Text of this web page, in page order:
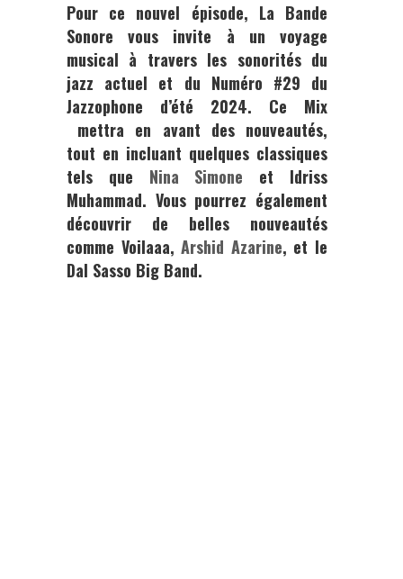
Pour ce nouvel épisode, La Bande
Sonore vous invite à un voyage
musical à travers les sonorités du
jazz actuel et du Numéro #29 du
Jazzophone d’été 2024. Ce Mix
mettra en avant des nouveautés,
tout en incluant quelques classiques
tels que Nina Simone et Idriss
Muhammad. Vous pourrez également
découvrir de belles nouveautés
comme Voilaaa,Arshid Azarine, et le
Dal Sasso Big Band.